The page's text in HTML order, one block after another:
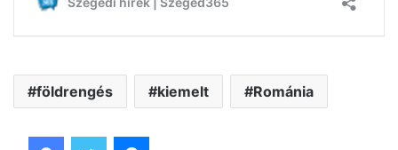
földrengés kiemelt Románia